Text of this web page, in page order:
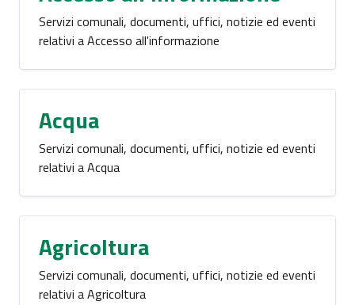
Servizi comunali, documenti, uffici, notizie ed eventi
relativi a Accesso all'informazione
Acqua
Servizi comunali, documenti, uffici, notizie ed eventi
relativi a Acqua
Agricoltura
Servizi comunali, documenti, uffici, notizie ed eventi
relativi a Agricoltura